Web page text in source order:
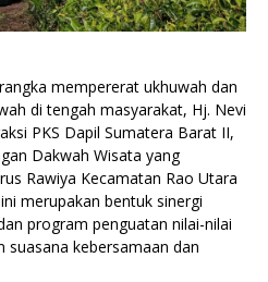
mempererat ukhuwah dan
di tengah masyarakat, Hj. Nevi
PKS Dapil Sumatera Barat II,
Dakwah Wisata yang
Rawiya Kecamatan Rao Utara
merupakan bentuk sinergi
program penguatan nilai-nilai
suasana kebersamaan dan